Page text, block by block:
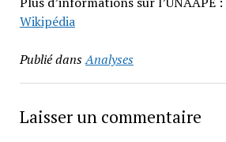
Wikipédia
Publié dansAnalyses
Laisser un commentaire